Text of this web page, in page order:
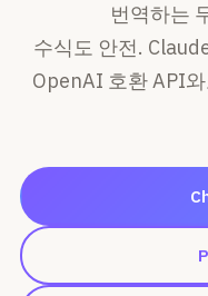
번역하는
수식도 안전.
OpenAI 호환 API